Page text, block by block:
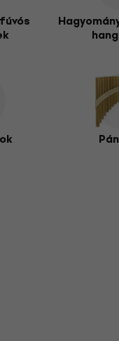
FLAUTY z DYCHY